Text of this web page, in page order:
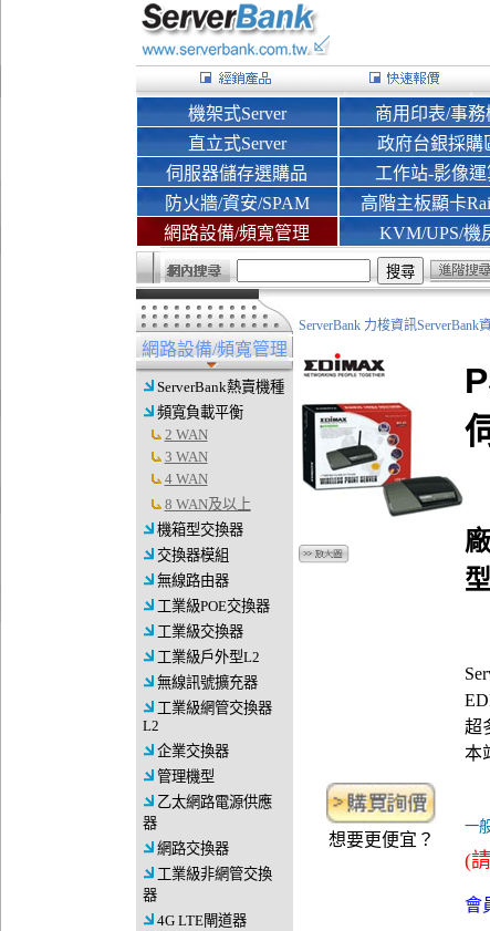
機架式Server
直立式Server
伺服器儲存選購品
防火牆/資安/SPAM
網路設備/頻寬管理
商用印表/事務
政府台銀採購
工作站-影像運
高階主板顯卡
KVM/UPS/機
網路設備/頻寬管理
ServerBank熱賣機種
頻寬負載平衡
2 WAN
3 WAN
4 WAN
8 WAN及以上
機箱型交換器
交換器模組
無線路由器
工業級POE交換器
工業級交換器
工業級戶外型L2
無線訊號擴充器
工業級網管交換器
L2
企業交換器
管理機型
乙太網路電源供應
器
網路交換器
工業級非網管交換
器
4G LTE閘道器
ServerBank 力梭資訊ServerBank
超
本
想要更便宜？
一
(
會